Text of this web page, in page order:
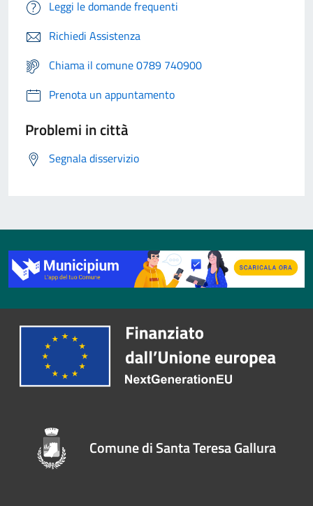
Leggi le domande frequenti
Richiedi Assistenza
Chiama il comune 0789 740900
Prenota un appuntamento
Problemi in città
Segnala disservizio
Comune di Santa Teresa Gallura